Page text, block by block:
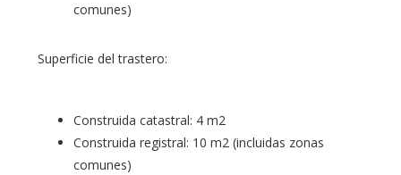
comunes)
Superficie del trastero:
Construida catastral: 4 m2
Construida registral: 10 m2 (incluidas zonas
comunes)